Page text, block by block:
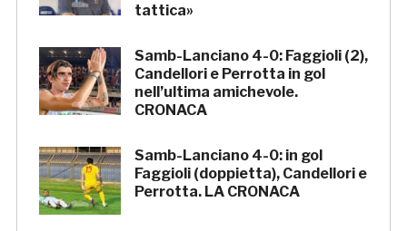
tattica»
Samb-Lanciano 4-0: Faggioli (2),
Candellori e Perrotta in gol
nell’ultima amichevole.
CRONACA
Samb-Lanciano 4-0: in gol
Faggioli (doppietta), Candellori e
Perrotta. LA CRONACA